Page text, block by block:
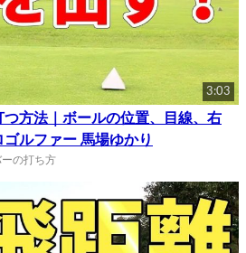
3:03
つ方法｜ボールの位置、目線、右
ルファー 馬場ゆかり
ーの打ち方